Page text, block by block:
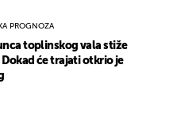
PROGNOZA
toplinskog vala stiže
Dokad će trajati otkrio je